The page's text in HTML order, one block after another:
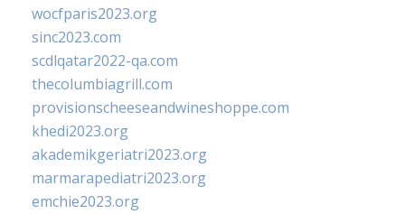
wocfparis2023.org
sinc2023.com
scdlqatar2022-qa.com
thecolumbiagrill.com
provisionscheeseandwineshoppe.com
khedi2023.org
akademikgeriatri2023.org
marmarapediatri2023.org
emchie2023.org